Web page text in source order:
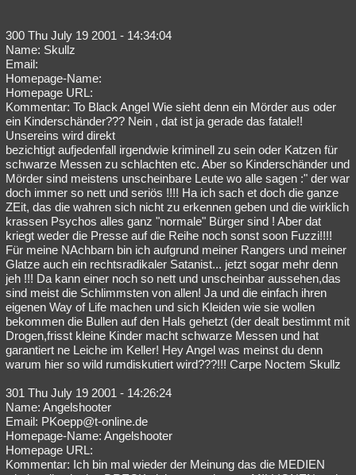
300 Thu July 19 2001 - 14:34:04
Name: Skullz
Email:
Homepage-Name:
Homepage URL:
Kommentar: To Black Angel Wie sieht denn ein Mörder aus oder
ein Kinderschänder??? Nein , dat ist ja gerade das fatale!!
Unsereins wird direkt
bezichtigt aufjedenfall irgendwie kriminell zu sein oder Katzen für
schwarze Messen zu schlachten etc. Aber so Kinderschänder und
Mörder sind meistens unscheinbare Leute wo alle sagen :" der war
doch immer so nett und seriös !!!! Ha ich sach et doch die ganze
ZEit, das die wahren sich nicht zu erkennen geben und die wirklich
krassen Psychos alles ganz "normale" Bürger sind ! Aber dat
kriegt weder die Presse auf die Reihe noch sonst soon Fuzzi!!!!
Für meine NAchbarn bin ich aufgrund meiner Rangers und meiner
Glatze auch ein rechtsradikaler Satanist... jetzt sogar mehr denn
jeh !!! Da kann einer noch so nett und unscheinbar aussehen,das
sind meist die Schlimmsten von allen! Ja und die einfach ihren
eigenen Way of Life machen und sich Kleiden wie sie wollen
bekommen die Bullen auf den Hals gehetzt (der dealt bestimmt mit
Drogen,frisst kleine Kinder macht schwarze Messen und hat
garantiert ne Leiche im Keller! Hey Angel was meinst du denn
warum hier so wild rumdiskutiert wird???!!! Carpe Noctem Skullz
301 Thu July 19 2001 - 14:26:24
Name: Angelshooter
Email: PKoepp@t-online.de
Homepage-Name: Angelshooter
Homepage URL:
Kommentar: Ich bin mal wieder der Meinung das die MEDIEN